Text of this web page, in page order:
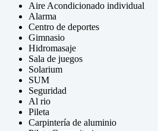
Aire Acondicionado individual
Alarma
Centro de deportes
Gimnasio
Hidromasaje
Sala de juegos
Solarium
SUM
Seguridad
Al rio
Pileta
Carpintería de aluminio